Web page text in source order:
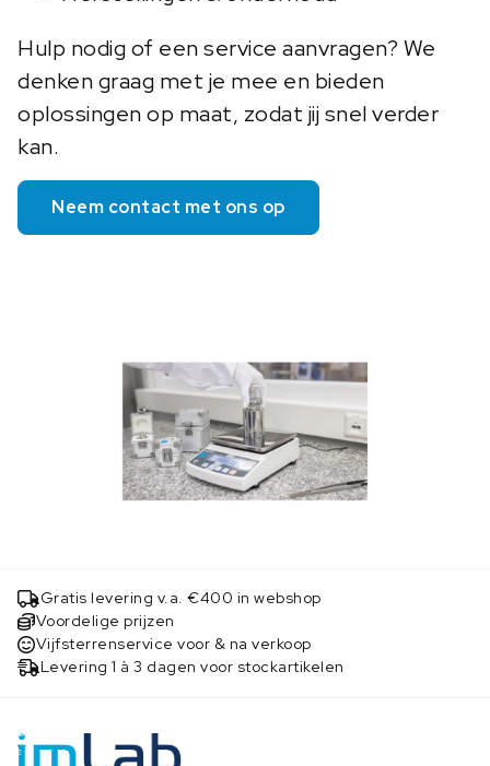
Hulp nodig of een service aanvragen? We
denken graag met je mee en bieden
oplossingen op maat, zodat jij snel verder
kan.
Neem contact met ons op
Gratis levering v.a. €400 in webshop
Voordelige prijzen
Vijfsterrenservice voor & na verkoop
Levering 1 à 3 dagen voor stockartikelen